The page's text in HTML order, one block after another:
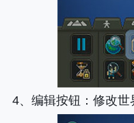
4、 编辑按钮 ：修改